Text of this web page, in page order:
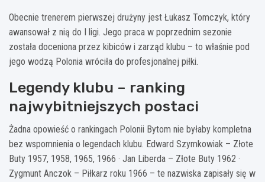
Obecnie trenerem pierwszej drużyny jest Łukasz Tomczyk, który
awansował z nią do I ligi. Jego praca w poprzednim sezonie
została doceniona przez kibiców i zarząd klubu – to właśnie pod
jego wodzą Polonia wróciła do profesjonalnej piłki.
Legendy klubu – ranking
najwybitniejszych postaci
Żadna opowieść o rankingach Polonii Bytom nie byłaby kompletna
bez wspomnienia o legendach klubu. Edward Szymkowiak – Złote
Buty 1957, 1958, 1965, 1966 · Jan Liberda – Złote Buty 1962 ·
Zygmunt Anczok – Piłkarz roku 1966 – te nazwiska zapisały się w